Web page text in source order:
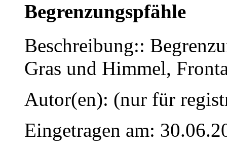
Begrenzungspfähle
Beschreibung::
Gras und Himmel,
Autor(en): (nur für
Eingetragen am: